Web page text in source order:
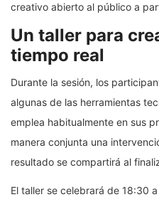
creativo abierto al público a
Un taller para
tiempo real
Durante la sesión, los
algunas de las herramientas
emplea habitualmente en sus
manera conjunta una
resultado se compartirá al
El taller se celebrará de 18:30